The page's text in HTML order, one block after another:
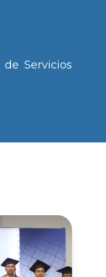
Servicios